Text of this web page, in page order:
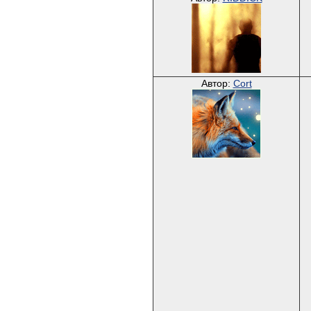
Автор: Cort